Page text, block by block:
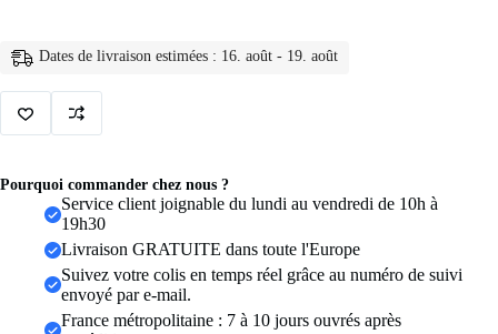
en
émail
luxe,
en
inoxydable,
charme
femmes,
Dates de livraison estimées : 16. août - 19. août
Pourquoi commander chez nous ?
Service client joignable du lundi au vendredi de 10h à
19h30
Livraison GRATUITE dans toute l'Europe
Suivez votre colis en temps réel grâce au numéro de suivi
envoyé par e-mail.
France métropolitaine : 7 à 10 jours ouvrés après